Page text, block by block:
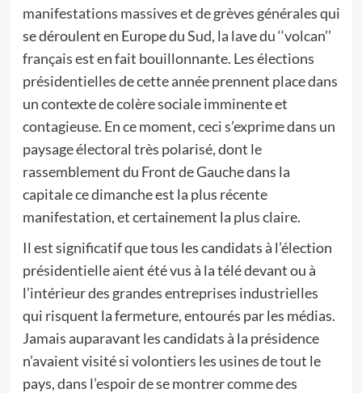
manifestations massives et de grèves générales qui
se déroulent en Europe du Sud, la lave du ‘‘volcan’’
français est en fait bouillonnante. Les élections
présidentielles de cette année prennent place dans
un contexte de colère sociale imminente et
contagieuse. En ce moment, ceci s’exprime dans un
paysage électoral très polarisé, dont le
rassemblement du Front de Gauche dans la
capitale ce dimanche est la plus récente
manifestation, et certainement la plus claire.
Il est significatif que tous les candidats à l’élection
présidentielle aient été vus à la télé devant ou à
l’intérieur des grandes entreprises industrielles
qui risquent la fermeture, entourés par les médias.
Jamais auparavant les candidats à la présidence
n’avaient visité si volontiers les usines de tout le
pays, dans l’espoir de se montrer comme des